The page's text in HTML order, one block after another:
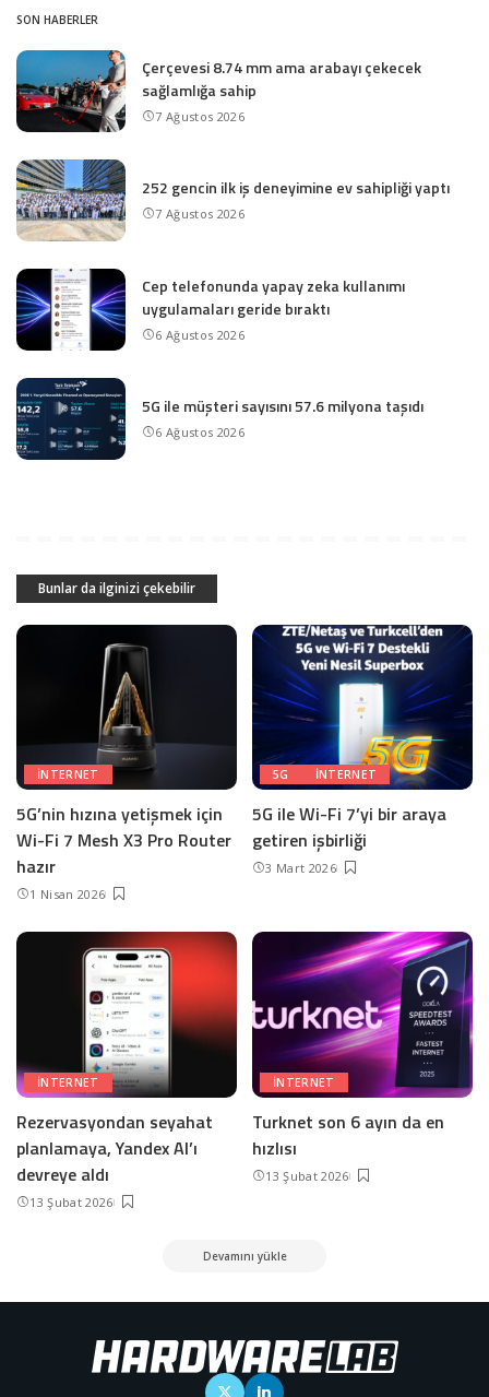
SON HABERLER
Çerçevesi 8.74 mm ama arabayı çekecek
sağlamlığa sahip
7 Ağustos 2026
252 gencin ilk iş deneyimine ev sahipliği yaptı
7 Ağustos 2026
Cep telefonunda yapay zeka kullanımı
uygulamaları geride bıraktı
6 Ağustos 2026
5G ile müşteri sayısını 57.6 milyona taşıdı
6 Ağustos 2026
Bunlar da ilginizi çekebilir
INTERNET
5G’nin hızına yetişmek için
Wi-Fi 7 Mesh X3 Pro Router
hazır
1 Nisan 2026
5G INTERNET
5G ile Wi-Fi 7’yi bir araya
getiren işbirliği
3 Mart 2026
INTERNET
Rezervasyondan seyahat
planlamaya, Yandex AI’ı
devreye aldı
13 Şubat 2026
INTERNET
Turknet son 6 ayın da en
hızlısı
13 Şubat 2026
Devamını yükle